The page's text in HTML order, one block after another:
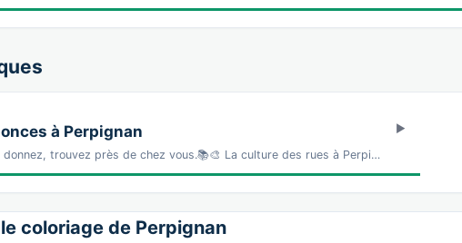
à Perpignan
donnez, trouvez près de chez vous.📚🎨 La culture des rues à Perpi…
le coloriage de Perpignan